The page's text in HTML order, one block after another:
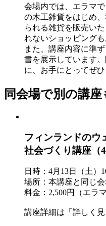
会場内では、エラマ
の木工雑貨をはじめ
られる雑貨を販売い
れないショッピングも
また、講座内容に準
書を展示しています
に、お手にとってぜひ
同会場で別の講座
フィンランドのウ
社会づくり講座（
日時：4月13日（土）
場所：本講座と同じ
料金：2,500円（エラ
講座詳細は「詳しく見